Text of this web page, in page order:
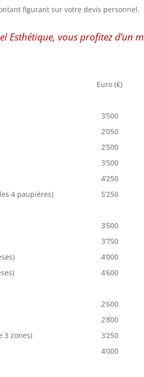
figurant sur votre devis personnel.
Esthétique, vous profitez
Euro (€)
3’500
2’050
2’500
3’500
4’250
4 paupières)
5’250
3’500
3’750
4’000
4’600
2’600
2’800
3 zones)
3’250
4’000